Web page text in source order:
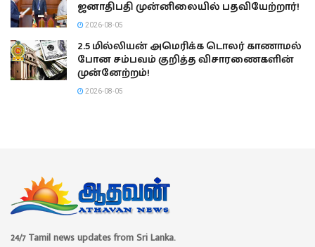
ஜனாதிபதி முன்னிலையில் பதவியேற்றார்!
2026-08-05
2.5 மில்லியன் அமெரிக்க டொலர் காணாமல்
போன சம்பவம் குறித்த விசாரணைகளின்
முன்னேற்றம்!
2026-08-05
24/7 Tamil news updates from Sri Lanka.